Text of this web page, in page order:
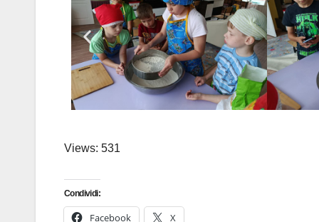
Views: 531
Condividi:
Facebook X